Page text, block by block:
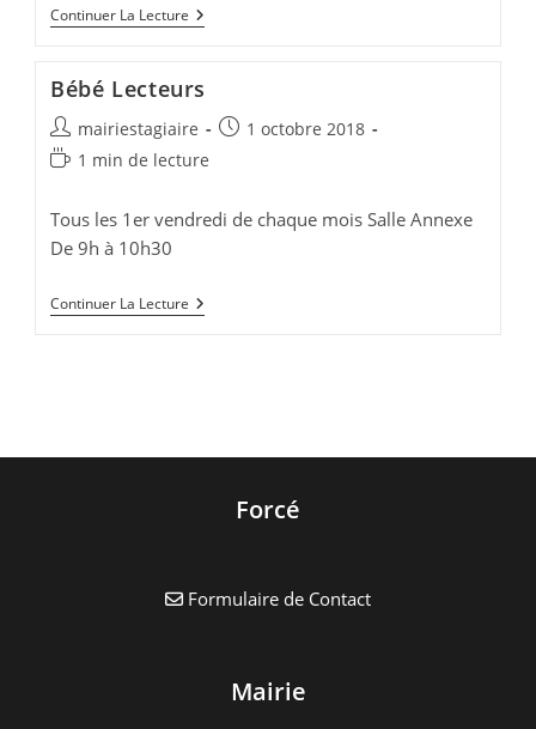
Continuer La Lecture Bibliothèque
:
Pour
Tromper
L’ennui
Bébé Lecteurs
Auteur/autrice
de
mairiestagiaire
Publication
1 octobre 2018
Temps
lecture :
1 min de lecture
Tous les 1er vendredi de chaque mois Salle Annexe
De 9h à 10h30
Continuer La Lecture Bébé
Lecteurs
Forcé
Formulaire de Contact
Mairie